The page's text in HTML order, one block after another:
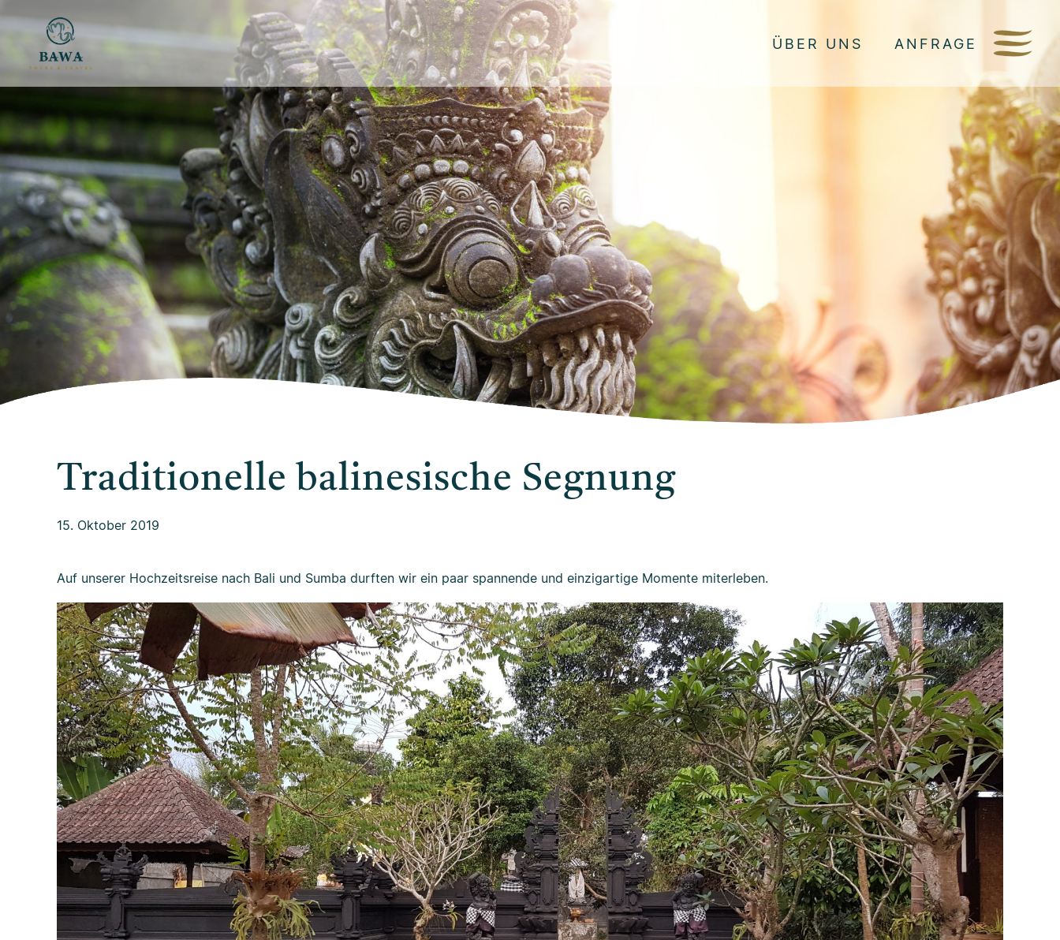
ÜBER UNS ANFRAGE
Traditionelle balinesische Segnung
15. Oktober 2019
Auf unserer Hochzeitsreise nach Bali und Sumba durften wir ein paar spannende und einzigartige Momente miterleben.